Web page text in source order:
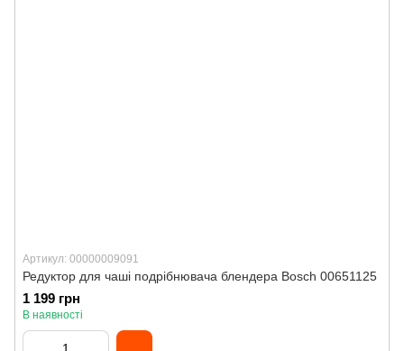
Артикул: 00000009091
Редуктор для чаші подрібнювача блендера Bosch 00651125
1 199 грн
В наявності